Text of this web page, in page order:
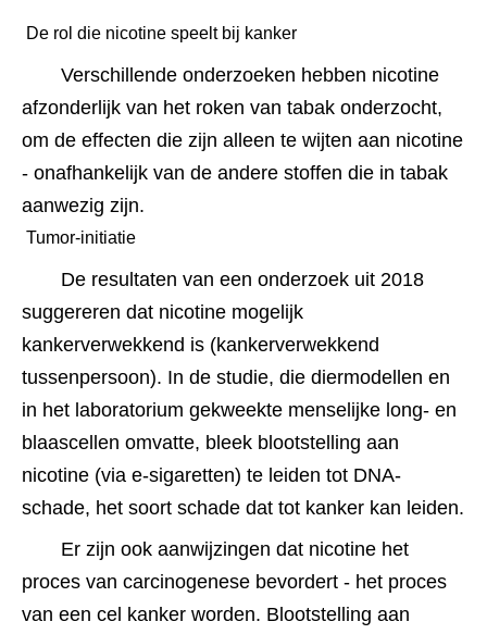
De rol die nicotine speelt bij kanker
Verschillende onderzoeken hebben nicotine
afzonderlijk van het roken van tabak onderzocht,
om de effecten die zijn alleen te wijten aan nicotine
- onafhankelijk van de andere stoffen die in tabak
aanwezig zijn.
Tumor-initiatie
De resultaten van een onderzoek uit 2018
suggereren dat nicotine mogelijk
kankerverwekkend is (kankerverwekkend
tussenpersoon). In de studie, die diermodellen en
in het laboratorium gekweekte menselijke long- en
blaascellen omvatte, bleek blootstelling aan
nicotine (via e-sigaretten) te leiden tot DNA-
Er zijn ook aanwijzingen dat nicotine het
proces van carcinogenese bevordert - het proces
van een cel kanker worden. Blootstelling aan